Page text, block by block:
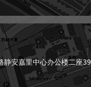
静安嘉里中心办公楼二座39